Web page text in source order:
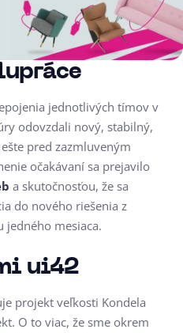
jednotlivých tímov v
odovzdali nový, stabilný,
pred zazmluveným
očakávaní sa prejavilo
a skutočnosťou, že sa
do nového riešenia z
jedného mesiaca.
ui42
projekt veľkosti Kondela
O to viac, že sme okrem